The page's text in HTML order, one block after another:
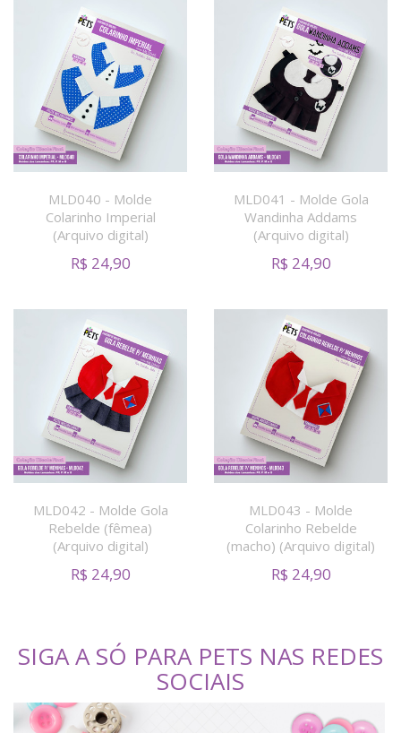
MLD040 - Molde
Colarinho Imperial
(Arquivo digital)
R$ 24,90
MLD041 - Molde Gola
Wandinha Addams
(Arquivo digital)
R$ 24,90
MLD042 - Molde Gola
Rebelde (fêmea)
(Arquivo digital)
R$ 24,90
MLD043 - Molde
Colarinho Rebelde
(macho) (Arquivo digital)
R$ 24,90
SIGA A SÓ PARA PETS NAS REDES
SOCIAIS